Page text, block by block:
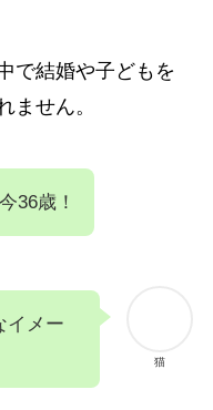
で結婚や子どもを
ません。
36歳！
猫
イメー